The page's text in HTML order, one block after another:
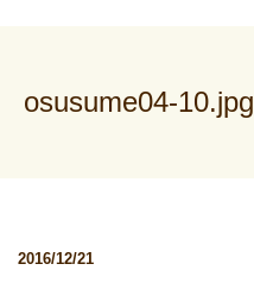
osusume04-10.jpg
2016/12/21